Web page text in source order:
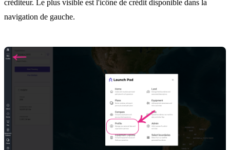
créditeur. Le plus visible est l'icône de crédit disponible dans la
navigation de gauche.